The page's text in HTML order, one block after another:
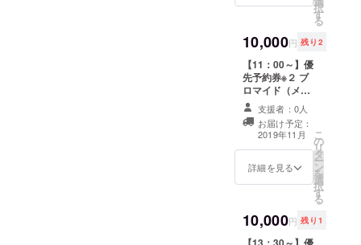
備考欄にご記入
ください。
択
す
る
10,000円 残り2
【11：00～】優
先予約券※２ ブ
ロマイド（メイ
ンキャスト） 百
合写真データつ
き診察券※１ ラ
ンダム缶バッジ
セット 推し百合
ＣＰチェキ※３ ※
日】【性別】を
お入れすること
支援者：0人
お届け予定：
2019年11月
詳細を見る
こ
の
リ
タ
ー
ン
を
選
択
す
る
10,000円 残り1